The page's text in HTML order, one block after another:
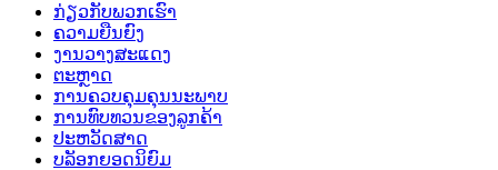
ກ່ຽວກັບພວກເຮົາ
ຄວາມຍືນຍົງ
ງານວາງສະແດງ
ຕະຫຼາດ
ການຄວບຄຸມຄຸນນະພາບ
ການທົບທວນຂອງລູກຄ້າ
ປະຫວັດສາດ
ບລັອກຍອດນິຍົມ